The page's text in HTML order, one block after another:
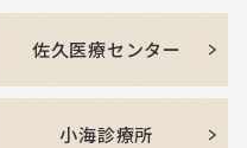
佐久医療センター
小海診療所